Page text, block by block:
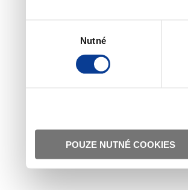
Nutné
POUZE NUTNÉ COOKIES